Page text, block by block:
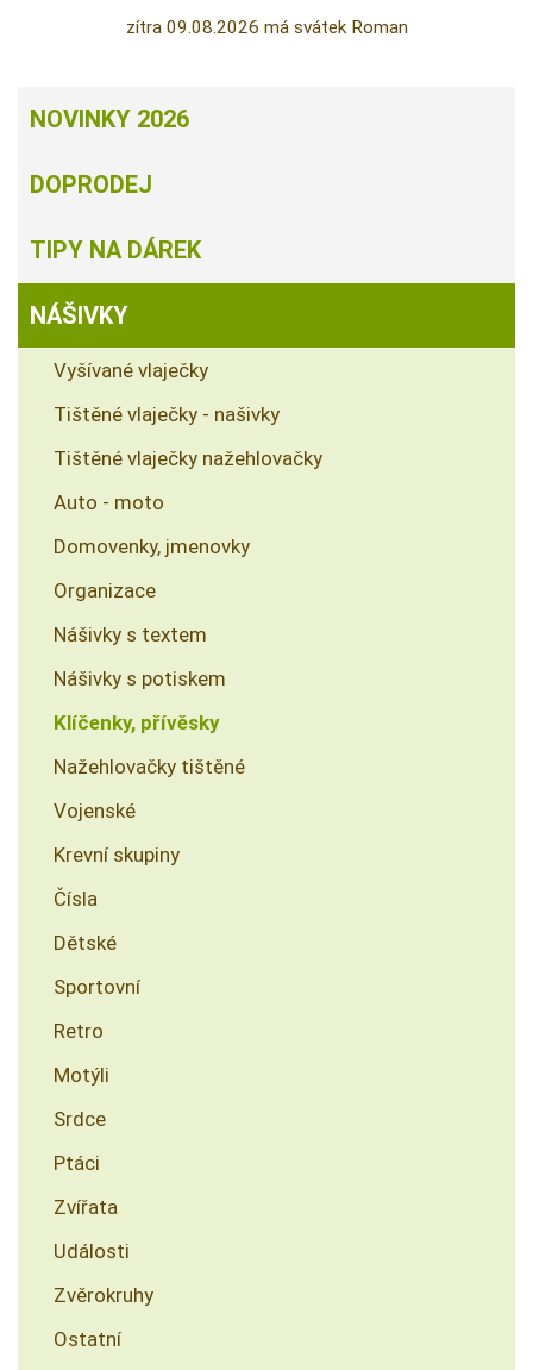
zítra 09.08.2026 má svátek Roman
NOVINKY 2026
DOPRODEJ
TIPY NA DÁREK
NÁŠIVKY
Vyšívané vlaječky
Tištěné vlaječky - našivky
Tištěné vlaječky nažehlovačky
Auto - moto
Domovenky, jmenovky
Organizace
Nášivky s textem
Nášivky s potiskem
Klíčenky, přívěsky
Nažehlovačky tištěné
Vojenské
Krevní skupiny
Čísla
Dětské
Sportovní
Retro
Motýli
Srdce
Ptáci
Zvířata
Události
Zvěrokruhy
Ostatní